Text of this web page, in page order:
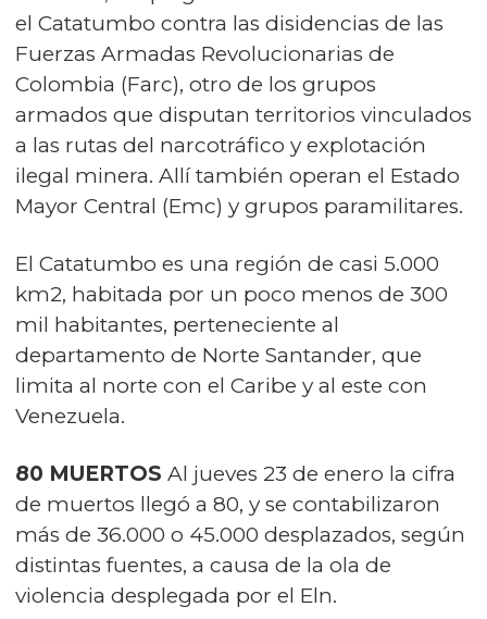
el Catatumbo contra las disidencias de las
Fuerzas Armadas Revolucionarias de
Colombia (Farc), otro de los grupos
armados que disputan territorios vinculados
a las rutas del narcotráfico y explotación
ilegal minera. Allí también operan el Estado
Mayor Central (Emc) y grupos paramilitares.
El Catatumbo es una región de casi 5.000
km2, habitada por un poco menos de 300
mil habitantes, perteneciente al
departamento de Norte Santander, que
limita al norte con el Caribe y al este con
Venezuela.
80 MUERTOS Al jueves 23 de enero la cifra
de muertos llegó a 80, y se contabilizaron
más de 36.000 o 45.000 desplazados, según
distintas fuentes, a causa de la ola de
violencia desplegada por el Eln.